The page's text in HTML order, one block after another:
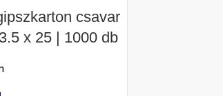
csavar
x 25 | 1000 db